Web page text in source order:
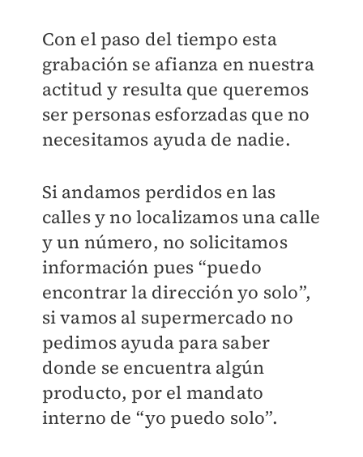
Con el paso del tiempo esta
grabación se afianza en nuestra
actitud y resulta que queremos
ser personas esforzadas que no
necesitamos ayuda de nadie.
Si andamos perdidos en las
calles y no localizamos una calle
y un número, no solicitamos
información pues “puedo
encontrar la dirección yo solo”,
si vamos al supermercado no
pedimos ayuda para saber
donde se encuentra algún
producto, por el mandato
interno de “yo puedo solo”.